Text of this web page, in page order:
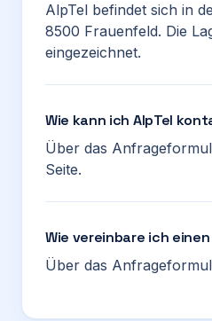
AlpTel befindet sich in
8500 Frauenfeld. Die
eingezeichnet.
Wie kann ich AlpTel
Über das
Seite.
Wie vereinbare ich
Über das